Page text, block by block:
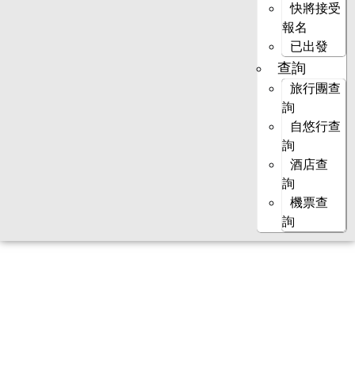
快將接受
報名
已出發
查詢
旅行團查
詢
自悠行查
詢
酒店查
詢
機票查
詢